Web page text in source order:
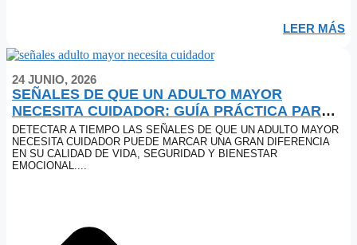
LEER MÁS
24 JUNIO, 2026
SEÑALES DE QUE UN ADULTO MAYOR
NECESITA CUIDADOR: GUÍA PRÁCTICA PARA
FAMILIAS
DETECTAR A TIEMPO LAS SEÑALES DE QUE UN ADULTO MAYOR
NECESITA CUIDADOR PUEDE MARCAR UNA GRAN DIFERENCIA
EN SU CALIDAD DE VIDA, SEGURIDAD Y BIENESTAR
EMOCIONAL....